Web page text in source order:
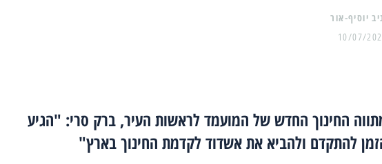
יוסיף-אור
10/07/
החינוך החדש של המועמד לראשות העיר, ברק סרי: "הגיע
להתקדם ולהביא את אשדוד לקדמת החינוך בארץ"